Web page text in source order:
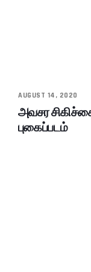
AUGUST 14, 2020
அவசர
புகைப்படம்